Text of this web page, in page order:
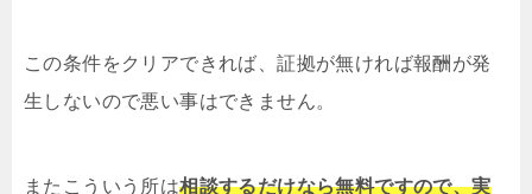
この条件をクリアできれば、証拠が無ければ報酬が発
生しないので悪い事はできません。
またこういう所は相談するだけなら無料ですので、実